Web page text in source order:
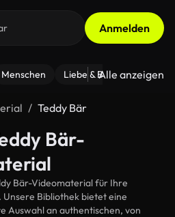
Anmelden
Menschen Liebe & Beziehungen
Alle anzeigen
Teddy Bär
Bär-
Bär-Videomaterial für Ihre
Bibliothek bietet eine
Auswahl an authentischen, von